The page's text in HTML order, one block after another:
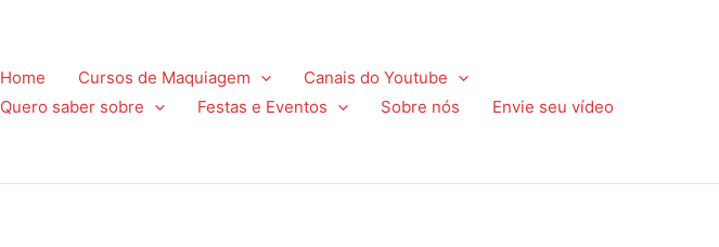
Home Cursos de Maquiagem
Canais do Youtube
Quero saber sobre
Festas e Eventos Sobre nós Envie seu vídeo